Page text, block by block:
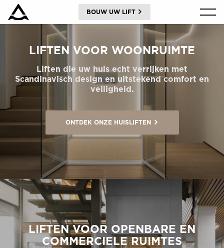
BOUW UW LIFT
PRODUCTEN
VRAAG OM EEN PRIJSRAMING
HULPMIDDELEN
BLOG & NIEUWS
OVER ARITCO
PROFESSIONELE
Bestel een Digital HomeKit
LIFTEN VOOR WOONRUIMTE
Liften die uw huis echt verrijken met
Scandinavisch design en uitstekend comfort en
veiligheid.
ONTDEK ONZE HUISLIFTEN
LIFTEN VOOR OPENBARE EN
COMMERCIELE RUIMTES